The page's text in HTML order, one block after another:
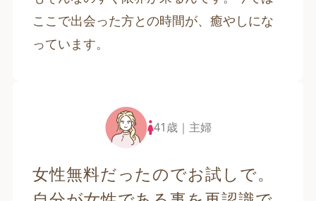
ここで出会った方との時間が、癒やしにな
っています。
41歳｜主婦
女性無料だったのでお試しで。